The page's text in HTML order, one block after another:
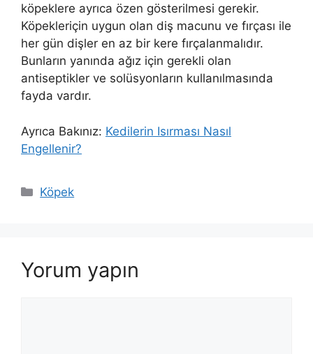
köpeklere ayrıca özen gösterilmesi gerekir.
Köpekleriçin uygun olan diş macunu ve fırçası ile
her gün dişler en az bir kere fırçalanmalıdır.
Bunların yanında ağız için gerekli olan
antiseptikler ve solüsyonların kullanılmasında
fayda vardır.
Ayrıca Bakınız: Kedilerin Isırması Nasıl
Engellenir?
Kategoriler
Köpek
Yorum yapın